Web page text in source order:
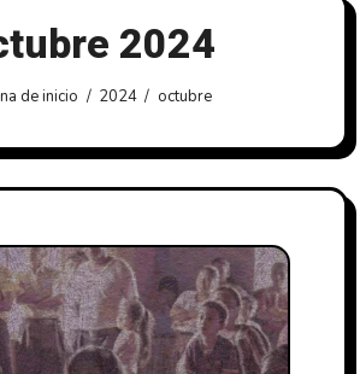
2024
de inicio 2024 octubre